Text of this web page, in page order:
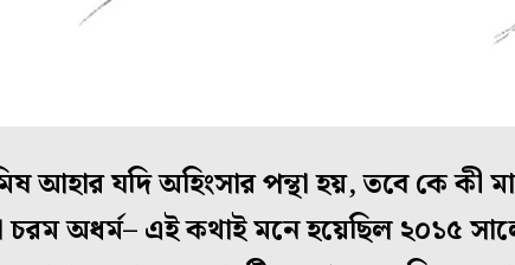
আহার যদি অহিংসার পন্থা হয়, তবে কে কী
চরম অধর্ম– এই কথাই মনে হয়েছিল ২০১৫